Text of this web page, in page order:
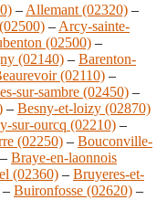
– Allemant (02320) –
– Arcy-sainte-
(02500) –
(02140) – Barenton-
(02110) –
sur-sambre (02450) –
– Besny-et-loizy (02870)
sur-ourcq (02210) –
(02250) – Bouconville-
– Braye-en-laonnois
(02360) – Bruyeres-et-
– Buironfosse (02620) –